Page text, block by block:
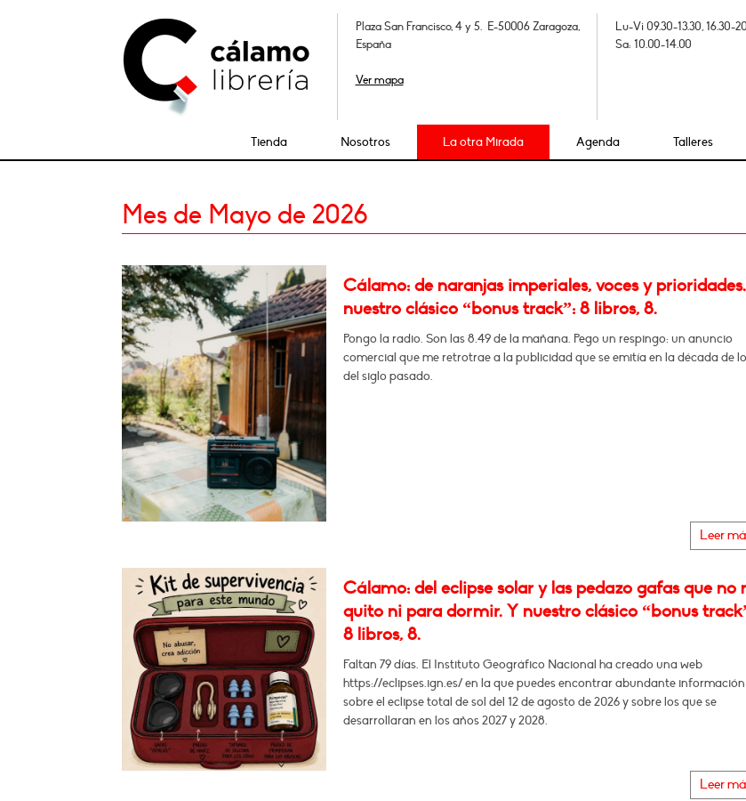
Plaza San Francisco, 4 y 5. E-50006 Zaragoza,
España
Ver mapa
Lu-Vi 09.30-13.30, 16.30-
Sa: 10.00-14.00
Tienda Nosotros La otra Mirada Agenda Talleres
Mes de Mayo de 2026
Cálamo: de naranjas imperiales, voces y
nuestro clásico “bonus track”: 8 libros, 8.
Pongo la radio. Son las 8.49 de la mañana. Pego un respingo: un anuncio
comercial que me retrotrae a la publicidad que se emitía en la década de
del siglo pasado.
Leer
Cálamo: del eclipse solar y las pedazo gafas que no
quito ni para dormir. Y nuestro clásico “bonus
8 libros, 8.
Faltan 79 días. El Instituto Geográfico Nacional ha creado una web
https://eclipses.ign.es/ en la que puedes encontrar abundante información
sobre el eclipse total de sol del 12 de agosto de 2026 y sobre los que se
desarrollaran en los años 2027 y 2028.
Leer